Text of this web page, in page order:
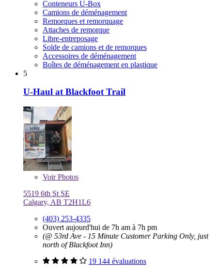
Conteneurs U-Box
Camions de déménagement
Remorques et remorquage
Attaches de remorque
Libre-entreposage
Solde de camions et de remorques
Accessoires de déménagement
Boîtes de déménagement en plastique
5
U-Haul at Blackfoot Trail
VoirPhotos
5519 6th St SE
Calgary, AB T2H1L6
(403) 253-4335
Ouvert aujourd'hui de 7h am à 7h pm
(@ 53rd Ave - 15 Minute Customer Parking Only, just
north of Blackfoot Inn)
19 144 évaluations